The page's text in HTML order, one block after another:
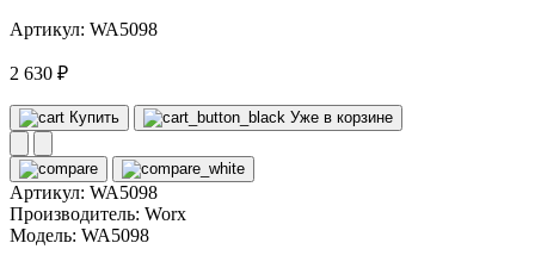
Артикул: WA5098
2 630 ₽
Купить Уже в корзине
Артикул: WA5098
Производитель: Worx
Модель: WA5098